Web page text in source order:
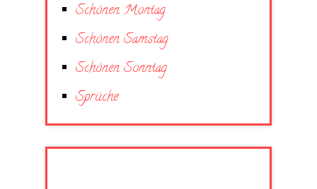
Schönen Montag
Schönen Samstag
Schönen Sonntag
Sprüche